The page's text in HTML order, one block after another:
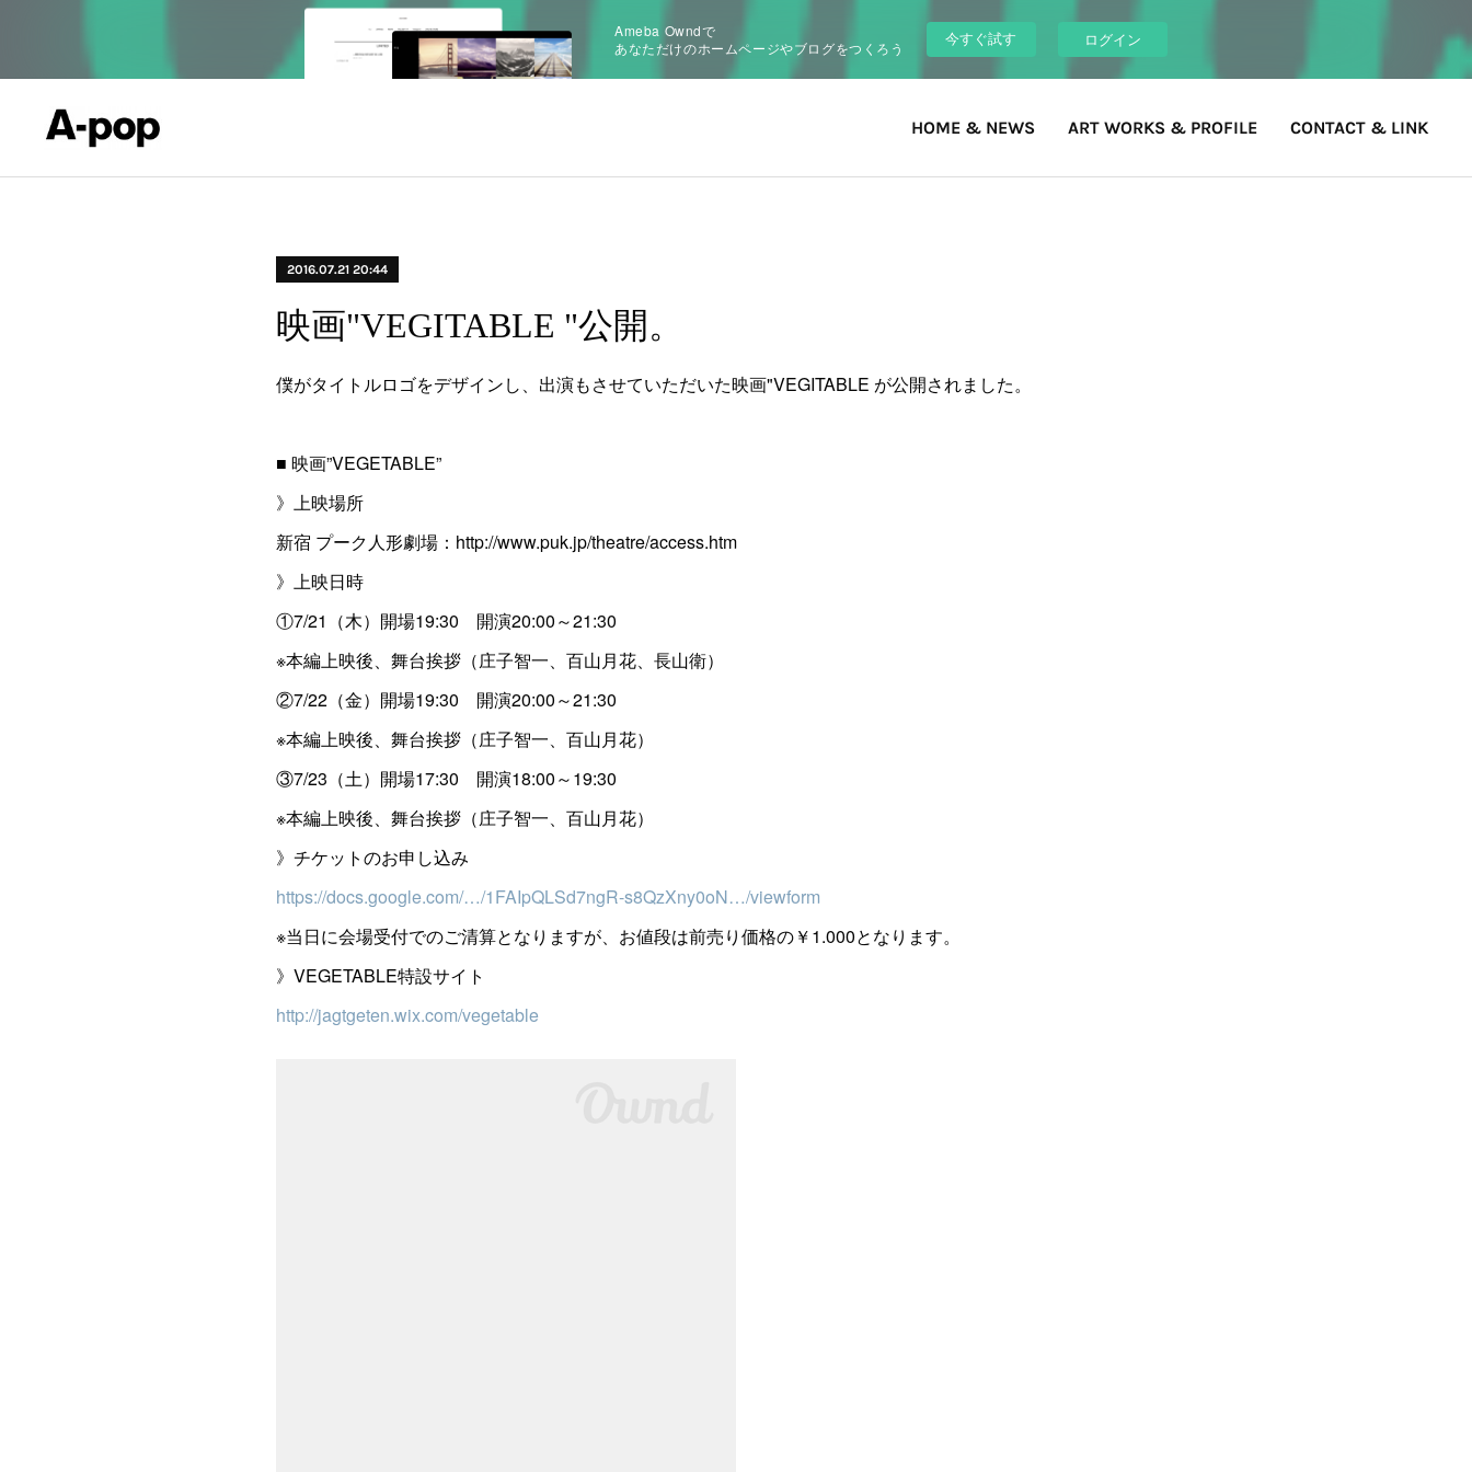
Ameba Owndで
あなただけのホームページやブログをつくろう
今すぐ試す ログイン
HOME & NEWS ART WORKS & PROFILE CONTACT & LINK
2016.07.21 20:44
映画"VEGITABLE "公開。
僕がタイトルロゴをデザインし、出演もさせていただいた映画"VEGITABLE が公開されました。
■ 映画”VEGETABLE”
》上映場所
新宿 プーク人形劇場：http://www.puk.jp/theatre/access.htm
》上映日時
①7/21（木）開場19:30 開演20:00～21:30
※本編上映後、舞台挨拶（庄子智一、百山月花、長山衛）
②7/22（金）開場19:30 開演20:00～21:30
※本編上映後、舞台挨拶（庄子智一、百山月花）
③7/23（土）開場17:30 開演18:00～19:30
※本編上映後、舞台挨拶（庄子智一、百山月花）
》チケットのお申し込み
https://docs.google.com/…/1FAIpQLSd7ngR-s8QzXny0oN…/viewform
※当日に会場受付でのご清算となりますが、お値段は前売り価格の￥1.000となります。
》VEGETABLE特設サイト
http://jagtgeten.wix.com/vegetable